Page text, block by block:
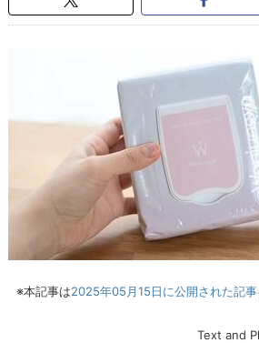
※本記事は2025年05月15日に公開された記事
Text and